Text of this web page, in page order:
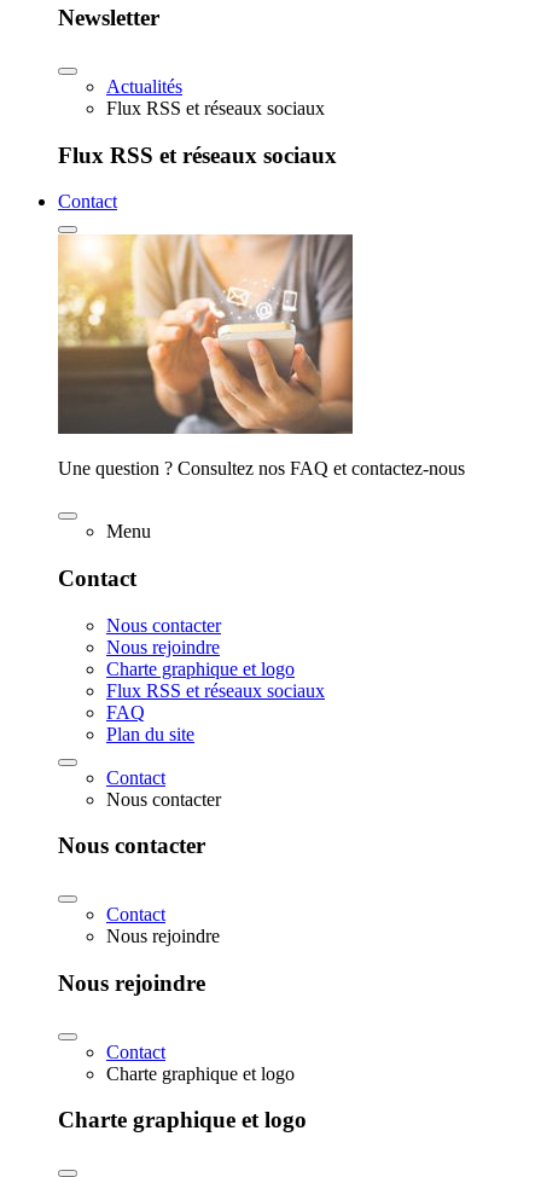
Newsletter
Actualités
Flux RSS et réseaux sociaux
Flux RSS et réseaux sociaux
Contact
Une question ? Consultez nos FAQ et contactez-nous
Menu
Contact
Nous contacter
Nous rejoindre
Charte graphique et logo
Flux RSS et réseaux sociaux
FAQ
Plan du site
Contact
Nous contacter
Nous contacter
Contact
Nous rejoindre
Nous rejoindre
Contact
Charte graphique et logo
Charte graphique et logo